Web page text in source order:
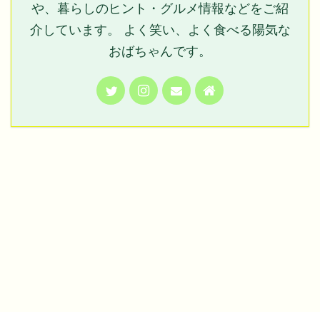
や、暮らしのヒント・グルメ情報などをご紹
介しています。 よく笑い、よく食べる陽気な
おばちゃんです。